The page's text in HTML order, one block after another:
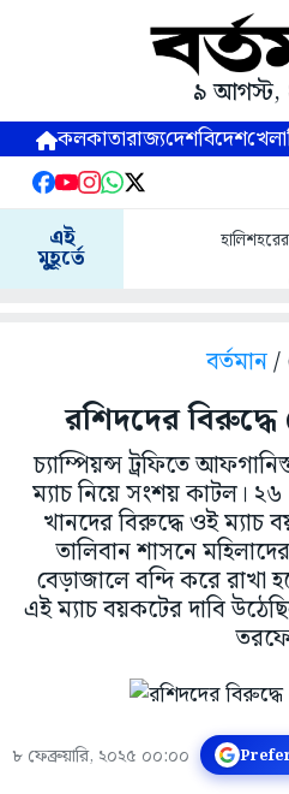
৯ আগস্ট,
কলকাতারাজ্যদেশবিদেশখেলা
এই
মুহূর্তে
বর্তমান/
রশিদদের বিরুদ্ধে
চ্যাম্পিয়ন্স ট্রফিতে
ম্যাচ নিয়ে সংশয় কাটল।
খানদের বিরুদ্ধে ওই ম্যাচ
তালিবান শাসনে
বেড়াজালে বন্দি করে রাখা
এই ম্যাচ বয়কটের দাবি
৮ ফেব্রুয়ারি, ২০২৫ ০০:০০